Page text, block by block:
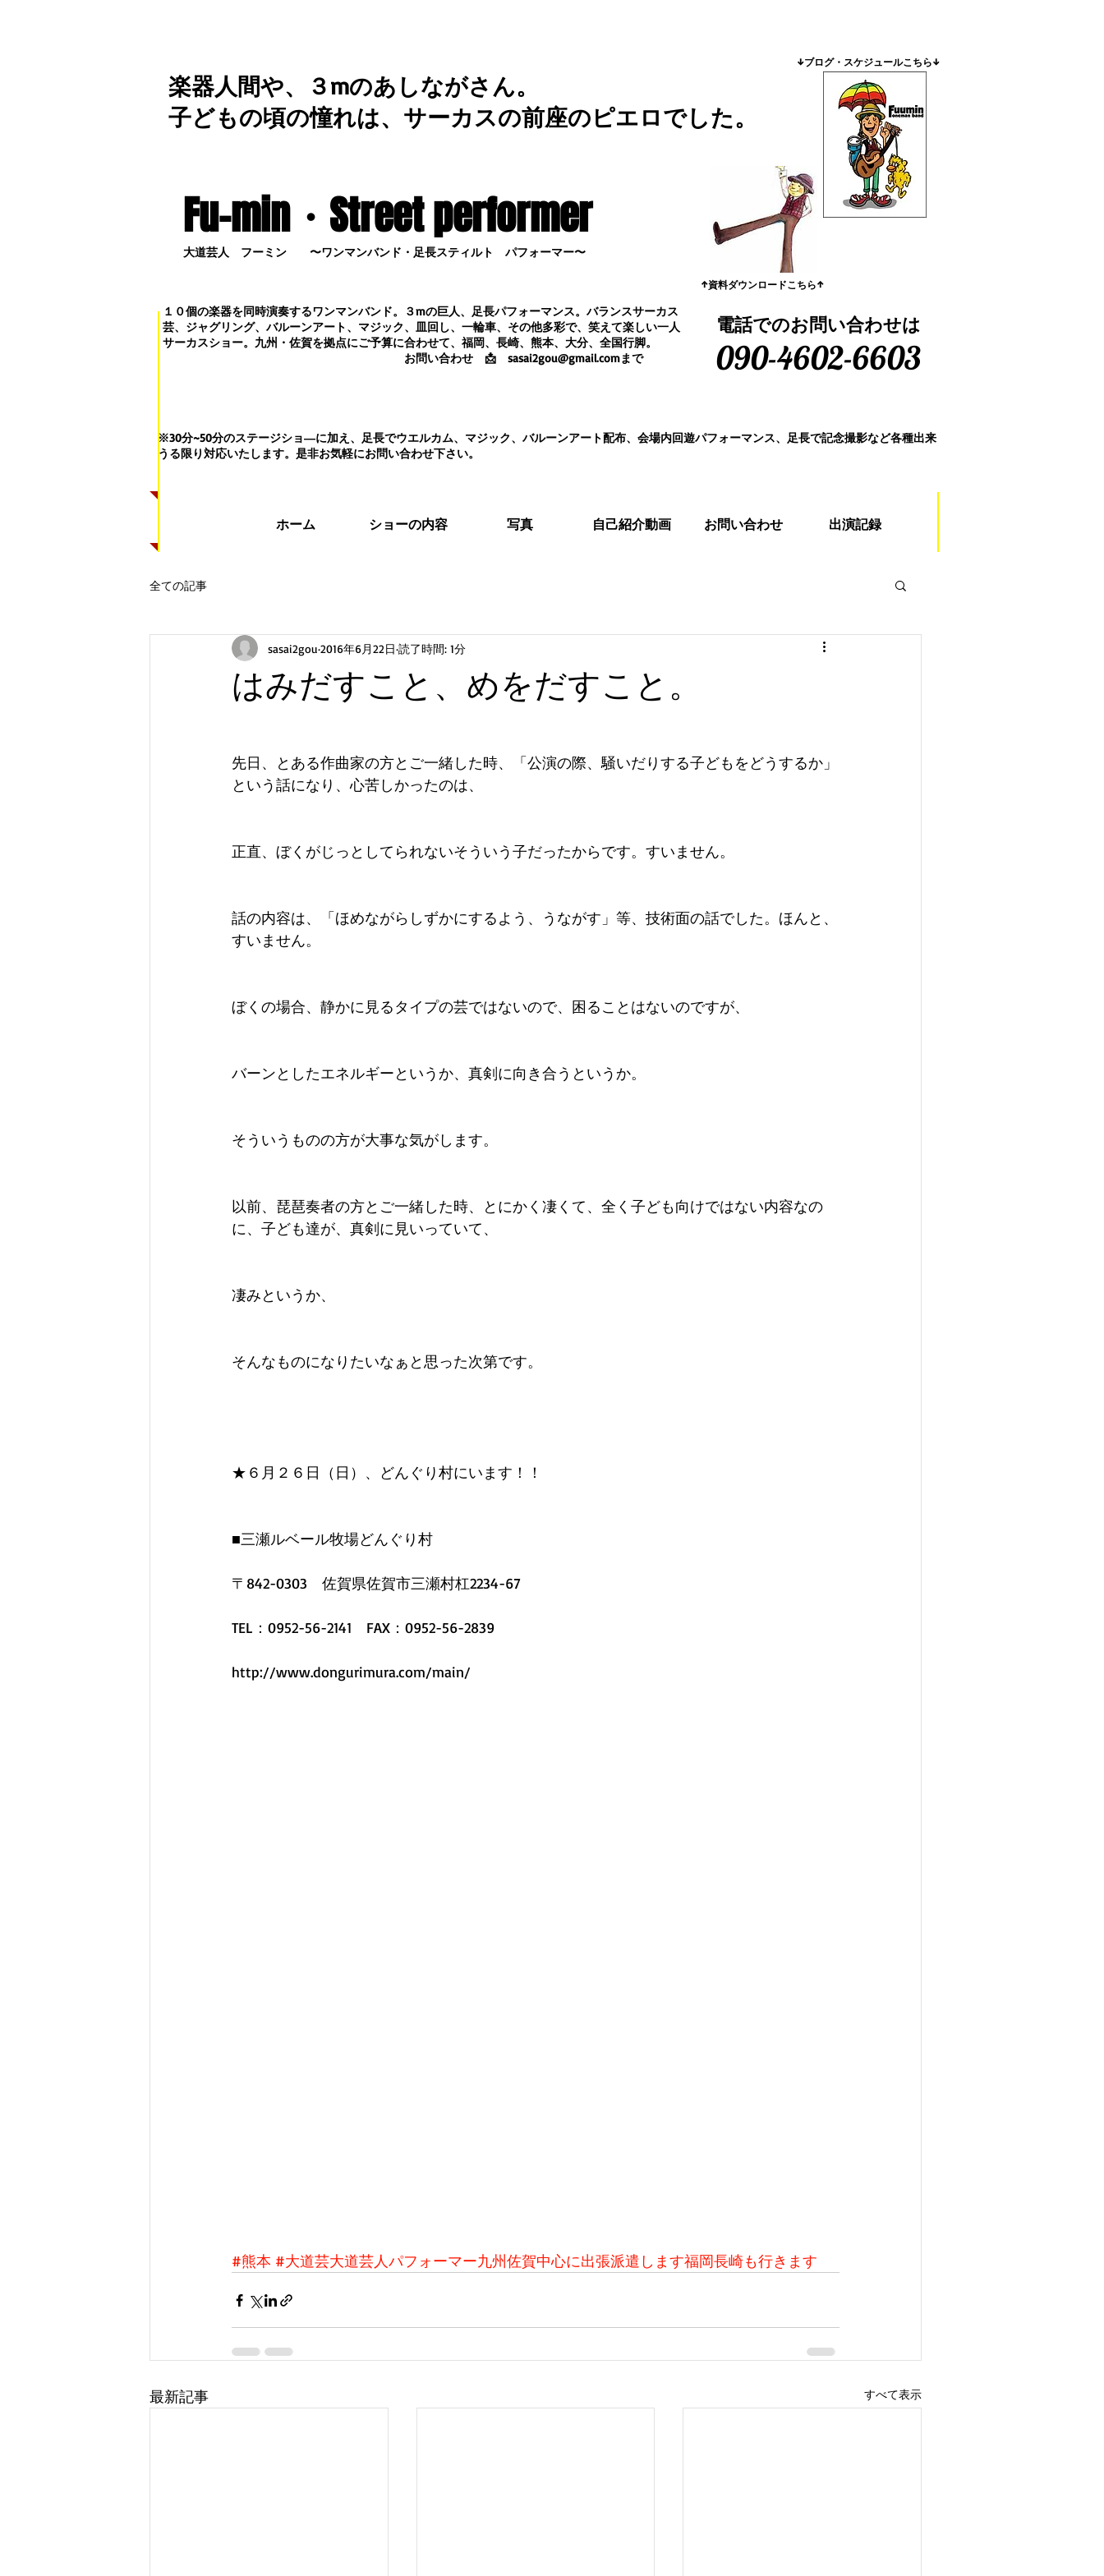
​↓ブログ・スケジュールこちら↓
楽器人間や、３mのあしながさん。
子どもの頃の憧れは、サーカスの前座のピエロでした。
Fu-min・Street performer
大道芸人 フーミン 〜ワンマンバンド・足長スティルト パフォーマー〜
​↑資料ダウンロードこちら↑
１０個の楽器を同時演奏するワンマンバンド。３mの巨人、足長パフォーマンス。 バランスサーカス
芸、ジャグリング、バルーンアート、マジック、皿回し、一輪車、その他多彩で、笑えて楽しい一人
サーカスショー。九州・佐賀を拠点にご予算に合わせて、福岡、長崎、熊本、大分、全国行脚。
お問い合わせ 📩 sasai2gou@gmail.comまで
電話でのお問い合わせは
090-4602-6603
※30分~50分のステージショ―に加え、足長でウエルカム、マジック、バルーンアート配布、会場内回遊パフォーマンス、足長で記念撮影など各種出来
うる限り対応いたします。 是非お気軽にお問い合わせ下さい。
ホーム ショーの内容 写真 自己紹介動画 お問い合わせ 出演記録
全ての記事
はみだすこと、めをだすこと。
sasai2gou 2016年6月22日 読了時間: 1分
先日、とある作曲家の方とご一緒した時、「公演の際、騒いだりする子どもをどうするか」
という話になり、心苦しかったのは、
正直、ぼくがじっとしてられないそういう子だったからです。すいません。
話の内容は、「ほめながらしずかにするよう、うながす」等、技術面の話でした。ほんと、
すいません。
ぼくの場合、静かに見るタイプの芸ではないので、困ることはないのですが、
バーンとしたエネルギーというか、真剣に向き合うというか。
そういうものの方が大事な気がします。
以前、琵琶奏者の方とご一緒した時、とにかく凄くて、全く子ども向けではない内容なの
に、子ども達が、真剣に見いっていて、
凄みというか、
そんなものになりたいなぁと思った次第です。
★６月２６日（日）、どんぐり村にいます！！
■三瀬ルベール牧場どんぐり村
〒842-0303　佐賀県佐賀市三瀬村杠2234-67
TEL：0952-56-2141　FAX：0952-56-2839
http://www.dongurimura.com/main/
#熊本 #大道芸大道芸人パフォーマー九州佐賀中心に出張派遣します福岡長崎も行きます
最新記事 すべて表示